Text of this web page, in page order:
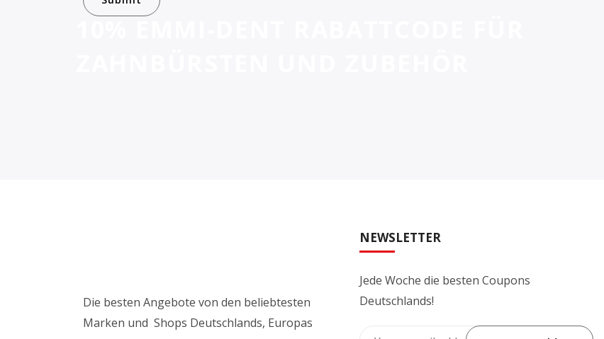
Die besten Angebote von den beliebtesten
Marken und Shops Deutschlands, Europas
NEWSLETTER
Jede Woche die besten Coupons
Deutschlands!